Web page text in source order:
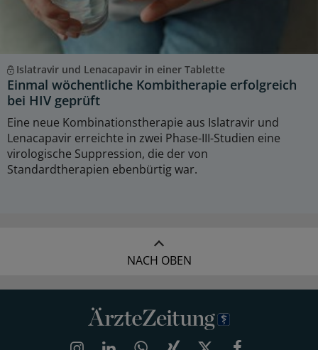
Islatravir und Lenacapavir in einer Tablette
Einmal wöchentliche Kombitherapie erfolgreich
bei HIV geprüft
Eine neue Kombinationstherapie aus Islatravir und
Lenacapavir erreichte in zwei Phase-III-Studien eine
virologische Suppression, die der von
Standardtherapien ebenbürtig war.
NACH OBEN